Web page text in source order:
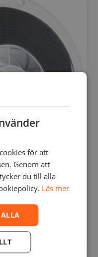
HF
för att
Genom att
du till alla
Läs mer
ALLA